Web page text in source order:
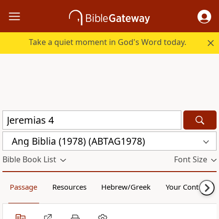
Take a quiet moment in God's Word today.
Ang Biblia (1978) (ABTAG1978)
Bible Book List Font Size
Passage Resources Hebrew/Greek Your Content